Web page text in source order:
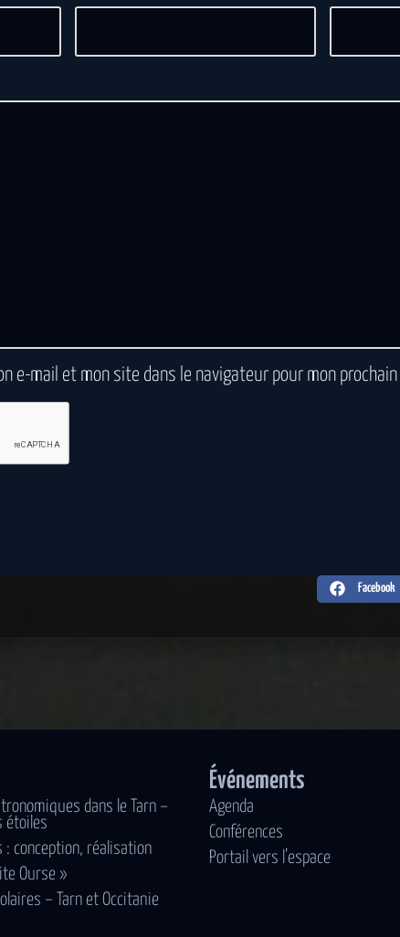
e-mail et mon site dans le navigateur pour mon
Facebook
dans le Tarn –
étoiles
: conception, réalisation
Ourse »
– Tarn et Occitanie
Événements
Agenda
Conférences
Portail vers l’espace